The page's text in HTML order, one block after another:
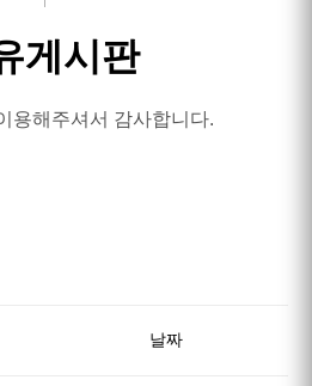
게시판
용해주셔서 감사합니다.
날짜